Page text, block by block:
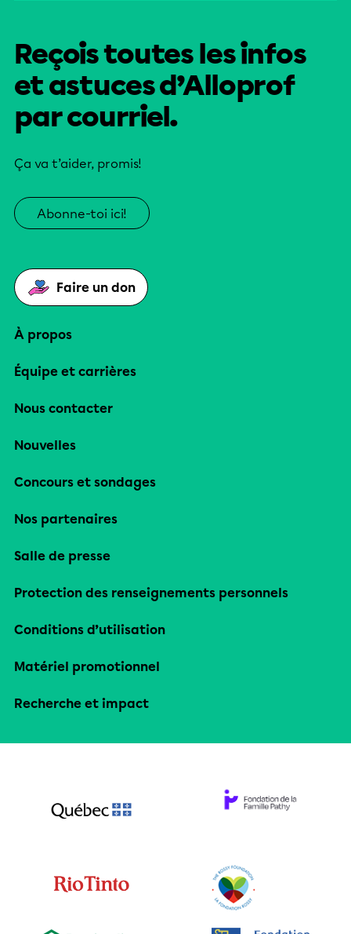
Reçois toutes les infos
et astuces d’Alloprof
par courriel.
Ça va t’aider, promis!
Abonne-toi ici!
Faire un don
À propos
Équipe et carrières
Nous contacter
Nouvelles
Concours et sondages
Nos partenaires
Salle de presse
Protection des renseignements personnels
Conditions d’utilisation
Matériel promotionnel
Recherche et impact